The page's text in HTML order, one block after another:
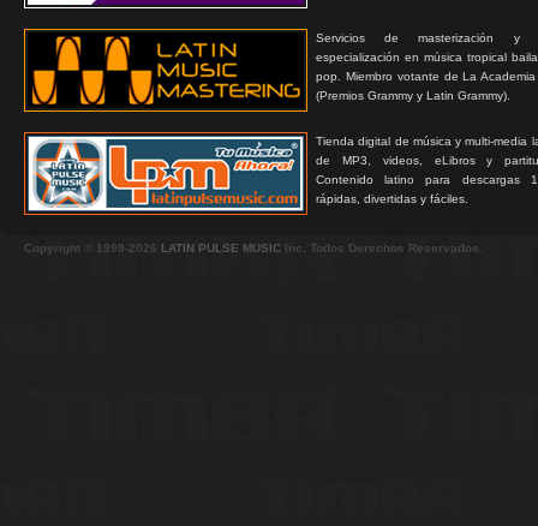
Servicios de masterización y
especialización en música tropical
pop. Miembro votante de La
(Premios Grammy y Latin Grammy).
Tienda digital de música y multi-media
de MP3, videos, eLibros y
Contenido latino para descargas
rápidas, divertidas y fáciles.
Copyright © 1999-2026 LATIN PULSE MUSIC Inc. Todos Derechos Reservados.